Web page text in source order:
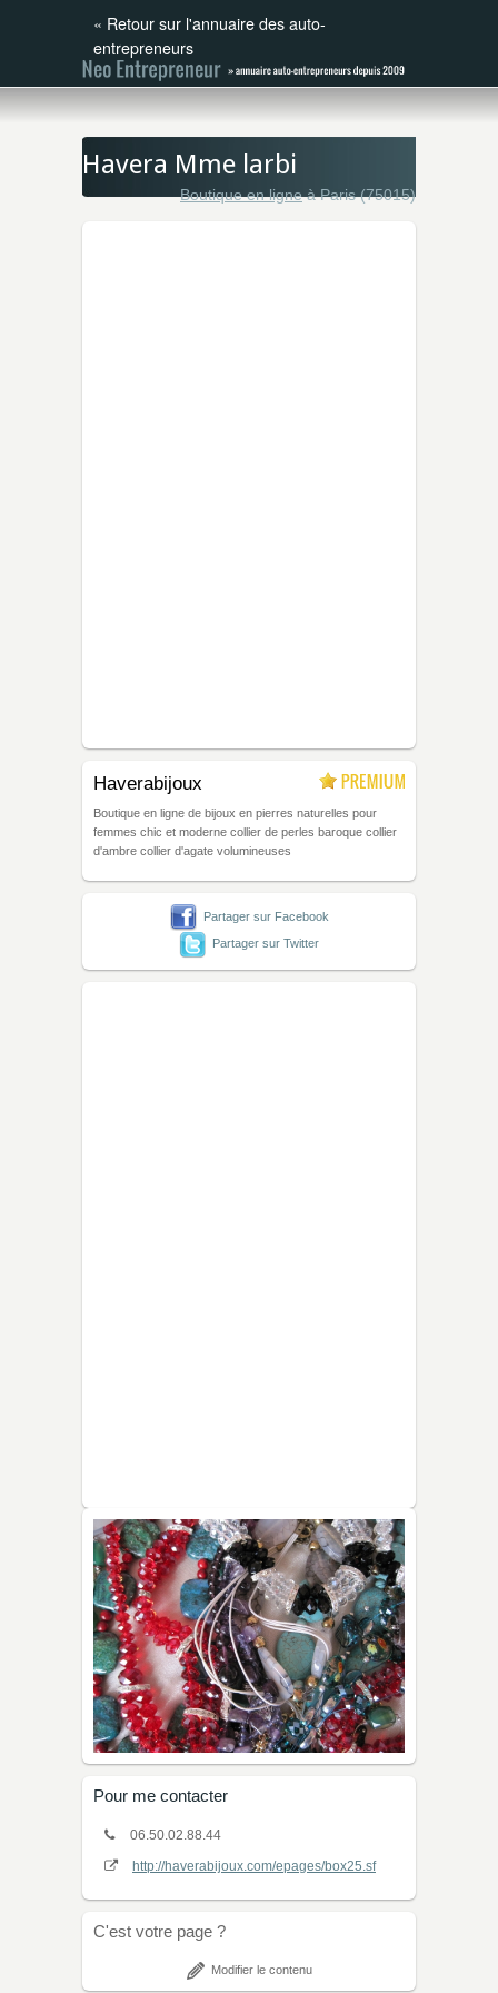
« Retour sur l'annuaire des auto-
entrepreneurs
Havera Mme larbi
Boutique en ligneà Paris (75015)
Haverabijoux
Boutique en ligne de bijoux en pierres naturelles pour
femmes chic et moderne collier de perles baroque collier
d'ambre collier d'agate volumineuses
Partager sur Facebook
Partager sur Twitter
Pour me contacter
06.50.02.88.44
http://haverabijoux.com/epages/box25.sf
C'est votre page ?
Modifier le contenu